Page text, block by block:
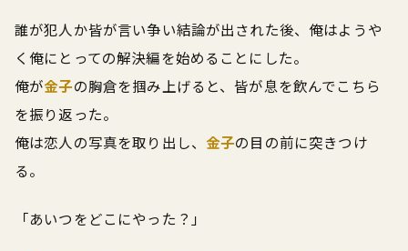
誰が犯人か皆が言い争い結論が出された後、俺はようや
く俺にとっての解決編を始めることにした。
俺が金子の胸倉を掴み上げると、皆が息を飲んでこちら
を振り返った。
俺は恋人の写真を取り出し、 金子の目の前に突きつけ
る。
「あいつをどこにやった？」